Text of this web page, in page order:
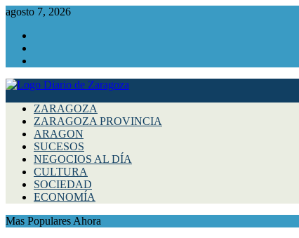
agosto 7, 2026
ZARAGOZA
ZARAGOZA PROVINCIA
ARAGON
SUCESOS
NEGOCIOS AL DÍA
CULTURA
SOCIEDAD
ECONOMÍA
Mas Populares Ahora